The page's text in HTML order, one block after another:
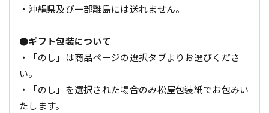
・沖縄県及び一部離島には送れません。
●ギフト包装について
・「のし」は商品ページの選択タブよりお選びくださ
い。
・「のし」を選択された場合のみ松屋包装紙でお包みい
たします。